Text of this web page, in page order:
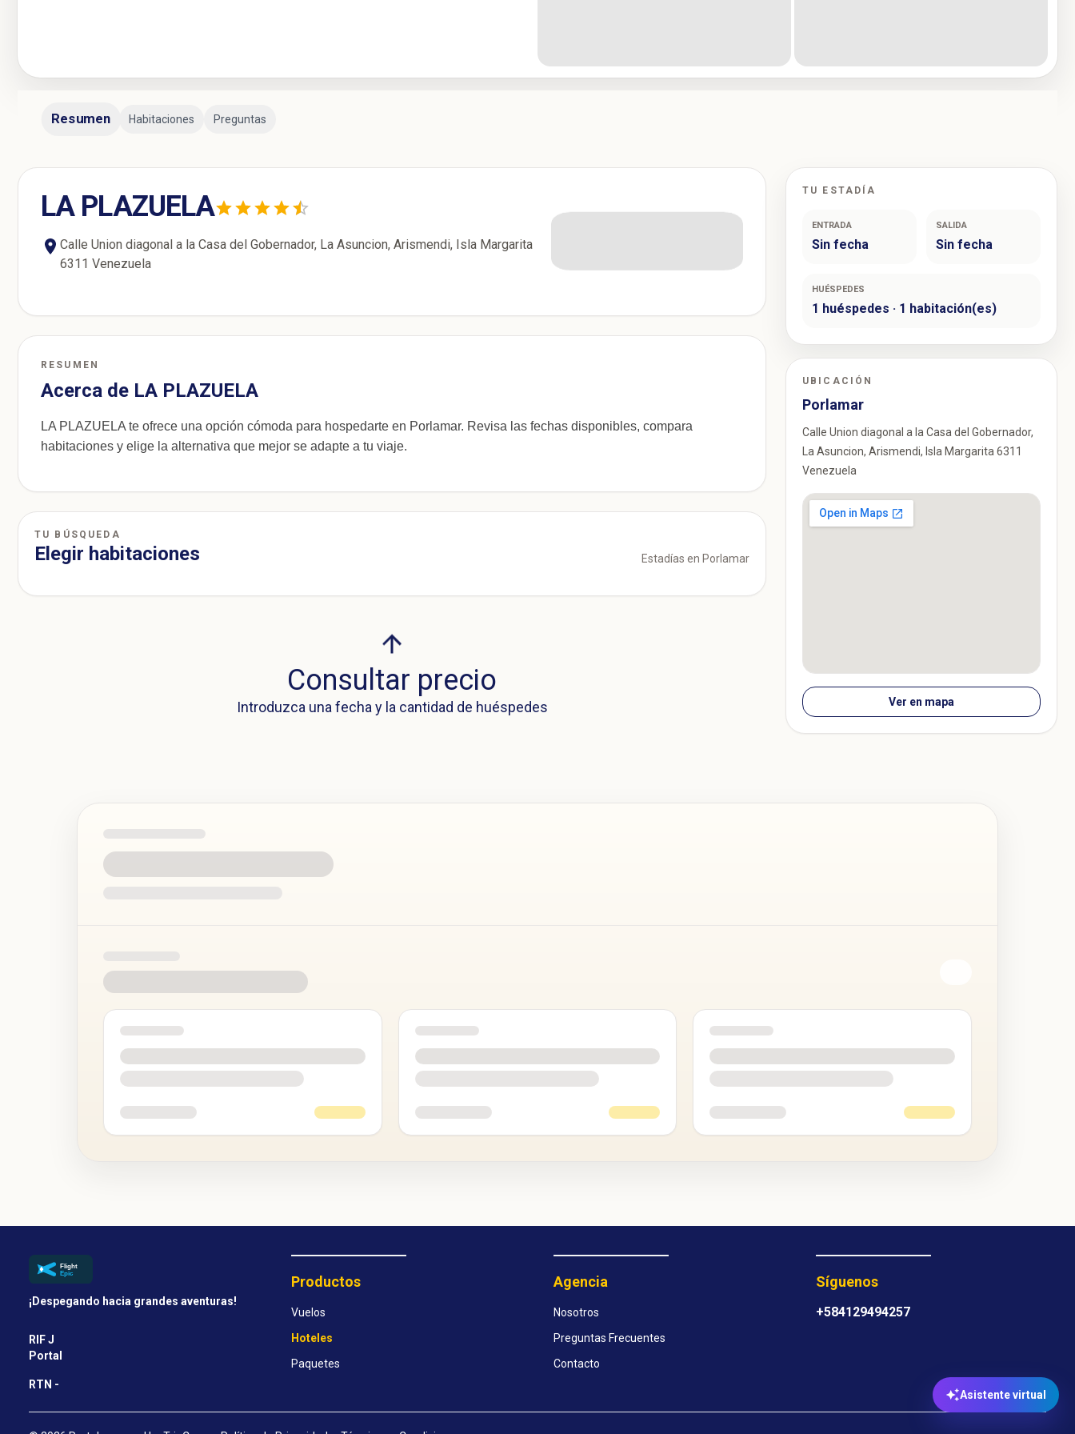
Resumen Habitaciones Preguntas
LA PLAZUELA
Calle Union diagonal a la Casa del Gobernador, La Asuncion, Arismendi, Isla Margarita
6311 Venezuela
RESUMEN
Acerca de LA PLAZUELA
LA PLAZUELA te ofrece una opción cómoda para hospedarte en Porlamar. Revisa las fechas disponibles, compara
habitaciones y elige la alternativa que mejor se adapte a tu viaje.
TU BÚSQUEDA
Elegir habitaciones Estadías en Porlamar
Consultar precio
Introduzca una fecha y la cantidad de huéspedes
TU ESTADÍA
ENTRADA
Sin fecha
SALIDA
Sin fecha
HUÉSPEDES
1 huéspedes · 1 habitación(es)
UBICACIÓN
Porlamar
Calle Union diagonal a la Casa del Gobernador,
La Asuncion, Arismendi, Isla Margarita 6311
Venezuela
Ver en mapa
Asistente virtual
¡Despegando hacia grandes aventuras!
RIF J
Portal
RTN -
Productos
Vuelos
Hoteles
Paquetes
Agencia
Nosotros
Preguntas Frecuentes
Contacto
Síguenos
+584129494257